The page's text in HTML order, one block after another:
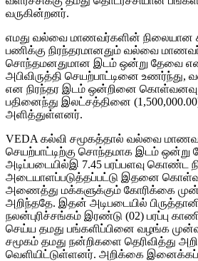
வருகின்றனர்.
எமது வல்வை மாணவர்களின் நிலையான
பணிக்கு நிரந்தரமானதும் வல்வை
சொந்தமனதுமான இடம் ஒன்று தேவை
அபிவிருத்தி செயற்பாட்டினை
என நிரந்தர இடம் ஒன்றினை கொள்வனவு
பதினைந்து இலட்சத்தினை
அளித்துள்ளனர்.
VEDA கல்வி சமூகத்தால் வல்வை
செயற்பாட்டிற்கு சொந்தமாக இடம்
அடிப்படையில்இ 7.45 பரப்பளவு கொண்ட
அடையாளப்படுத்தப்பட்டு இதனை
அணைத்து மக்களுக்கும் கோரிக்கை
அறிந்ததே. இதன் அடிபடையில்
நலன்புரிச்சங்கம் இரண்டு (02) பரப்பு
செய்ய தமது பங்களிப்பினை வழங்க
சமூகம் தமது நன்றிகளை தெரிவித்து
வெளியிட்டுள்ளனர். அறிக்கை